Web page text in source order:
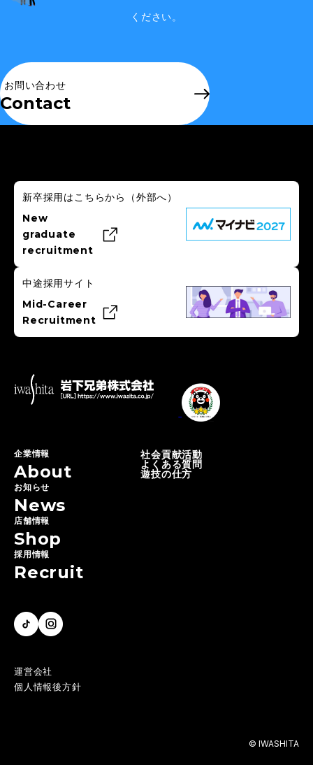
ください。
お問い合わせ
Contact
新卒採用はこちらから （外部へ）
New
graduate
recruitment
中途採用サイト
Mid-Career
Recruitment
企業情報
About
お知らせ
News
店舗情報
Shop
採用情報
Recruit
社会貢献活動
よくある質問
遊技の仕方
運営会社
個人情報後方針
© IWASHITA